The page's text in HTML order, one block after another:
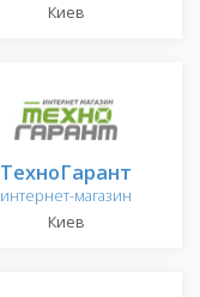
Киев
ТехноГарант
интернет-магазин
Киев